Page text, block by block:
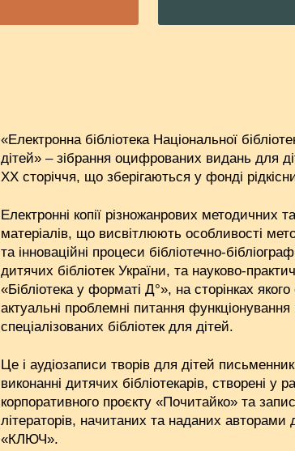
«Електронна бібліотека Національної
дітей» – зібрання оцифрованих видань для
XX сторіччя, що зберігаються у фонді
Електронні копії різножанрових методичних
матеріалів, що висвітлюють особливості
та інноваційні процеси бібліотечно-
дитячих бібліотек України, та науково-
«Бібліотека у форматі Д°», на сторінках
актуальні проблемні питання функціонування
спеціалізованих бібліотек для дітей.
Це і аудіозаписи творів для дітей
виконанні дитячих бібліотекарів, створені у
корпоративного проєкту «Почитайко» та
літераторів, начитаних та наданих авторами
«КЛЮЧ».